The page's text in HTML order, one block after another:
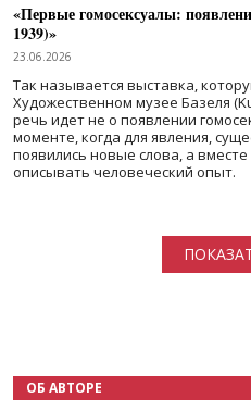
«Первые гомосексуалы:
1939)»
23.06.2026
Так называется выставка,
Художественном музее Базеля
речь идет не о появлении
моменте, когда для явления,
появились новые слова, а
описывать человеческий опыт.
ОБ АВТОРЕ